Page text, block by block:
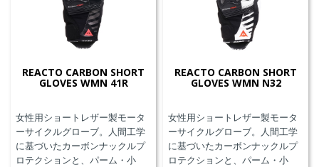
REACTO CARBON SHORT
GLOVES WMN 41R
女性用ショートレザー製モータ
ーサイクルグローブ。人間工学
に基づいたカーボンナックルプ
ロテクションと、パーム・小
REACTO CARBON SHORT
GLOVES WMN N32
女性用ショートレザー製モータ
ーサイクルグローブ。人間工学
に基づいたカーボンナックルプ
ロテクションと、パーム・小